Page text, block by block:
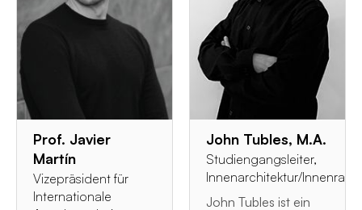
Prof. Javier
Martín
Vizepräsident für
Internationale
John Tubles, M.A.
Studiengangsleiter,
Innenarchitektur/
John Tubles ist ein